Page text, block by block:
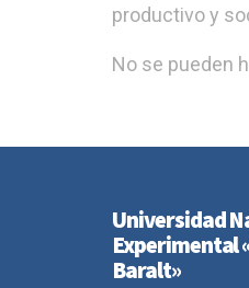
productivo y
No se pueden
Universidad
Experimental
Baralt»